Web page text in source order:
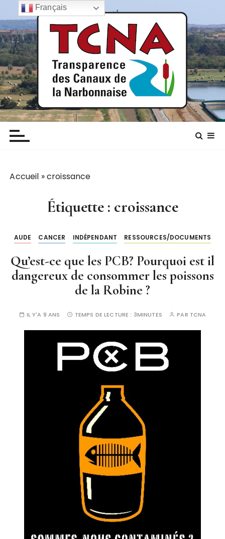
a
s
s
e
r
a
u
c
o TCNA NARBONNE
Transparence des canaux de la narbonnaise
Accueil »croissance
Étiquette : croissance
AUDE CANCER INDÉPENDANT RESSOURCES/DOCUMENTS
Qu’est-ce que les PCB? Pourquoi est il
dangereux de consommer les poissons
de la Robine ?
IL Y'A 9 ANS TEMPS DE LECTURE : 3MINUTES PAR TCNA
Français